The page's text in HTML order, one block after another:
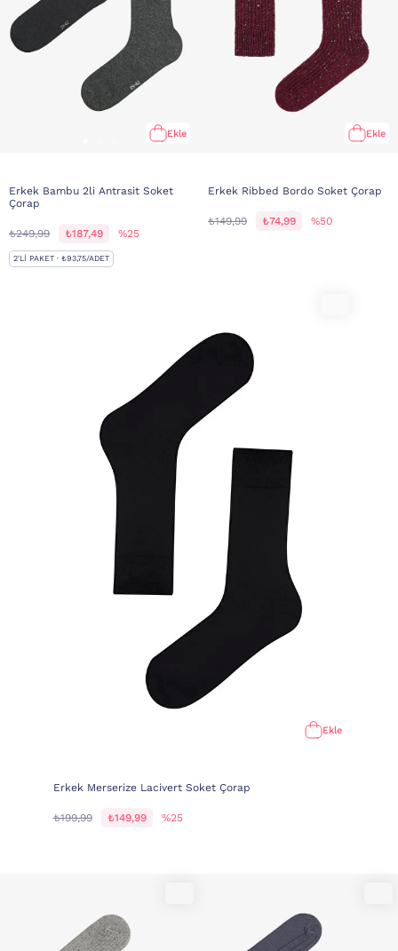
Ekle
Erkek Bambu 2li Antrasit Soket
Çorap
₺249,99 ₺187,49 %25
2'LI PAKET · ₺93,75/ADET
Ekle
Erkek Ribbed Bordo Soket Çorap
₺149,99 ₺74,99 %50
Ekle
Erkek Merserize Lacivert Soket Çorap
₺199,99 ₺149,99 %25